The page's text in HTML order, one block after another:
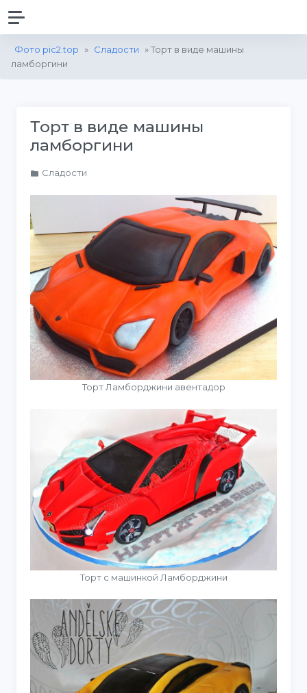
Фото pic2.top » Сладости
» Торт в виде машины
ламборгини
Торт в виде машины
ламборгини
Сладости
Торт Ламборджини авентадор
Торт с машинкой Ламборджини